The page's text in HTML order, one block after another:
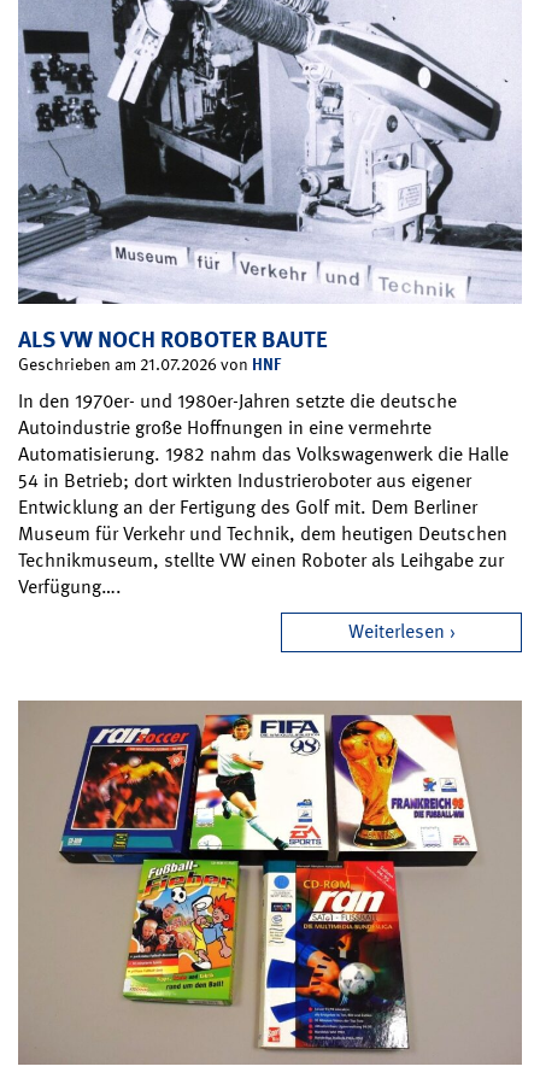
ALS VW NOCH ROBOTER BAUTE
Geschrieben am 21.07.2026 von HNF
In den 1970er- und 1980er-Jahren setzte die deutsche
Autoindustrie große Hoffnungen in eine vermehrte
Automatisierung. 1982 nahm das Volkswagenwerk die Halle
54 in Betrieb; dort wirkten Industrieroboter aus eigener
Entwicklung an der Fertigung des Golf mit. Dem Berliner
Museum für Verkehr und Technik, dem heutigen Deutschen
Technikmuseum, stellte VW einen Roboter als Leihgabe zur
Verfügung….
Weiterlesen